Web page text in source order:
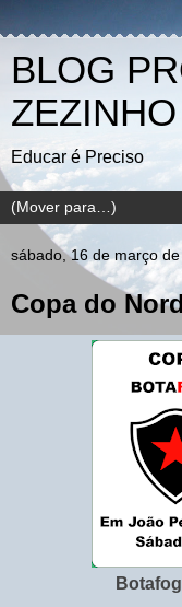
BLOG
ZEZINHO
Educar é Preciso
sábado, 16 de março
Copa do